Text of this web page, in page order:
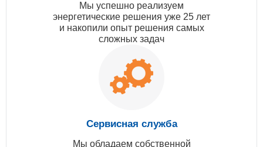
Мы успешно реализуем
энергетические решения уже 25 лет
и накопили опыт решения самых
сложных задач
Сервисная служба
Мы обладаем собственной